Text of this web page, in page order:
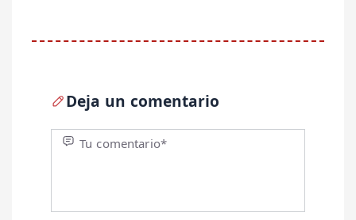
Deja un comentario
Tu comentario*